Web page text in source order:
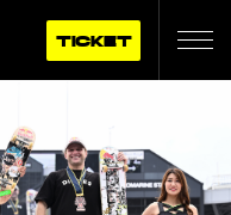
TICKET